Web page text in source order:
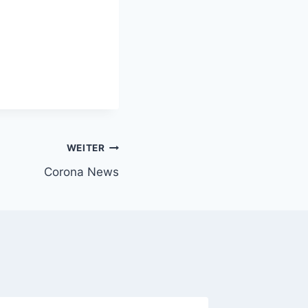
WEITER
Corona News